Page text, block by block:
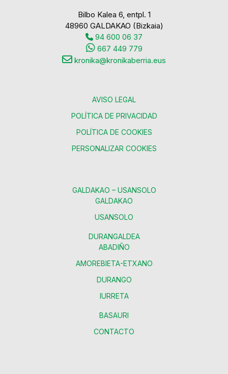
Bilbo Kalea 6, entpl. 1
48960 GALDAKAO (Bizkaia)
94 600 06 37
667 449 779
kronika@kronikaberria.eus
AVISO LEGAL
POLÍTICA DE PRIVACIDAD
POLÍTICA DE COOKIES
PERSONALIZAR COOKIES
GALDAKAO – USANSOLO
GALDAKAO
USANSOLO
DURANGALDEA
ABADIÑO
AMOREBIETA-ETXANO
DURANGO
IURRETA
BASAURI
CONTACTO